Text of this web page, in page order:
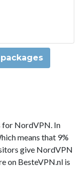
for NordVPN. In
means that 9%
give NordVPN
on BesteVPN.nl is